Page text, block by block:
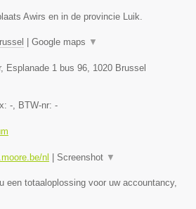
Awirs en in de provincie Luik.
| Google maps ▼
Esplanade 1 bus 96 1020 Brussel
- , BTW-nr: -
nl | Screenshot ▼
een totaaloplossing voor uw accountancy,